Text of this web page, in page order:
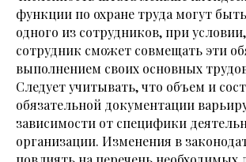
функции по охране труда могут
одного из сотрудников, при
сотрудник сможет совмещать эти
выполнением своих основных
Следует учитывать, что объем и
обязательной документации
зависимости от специфики
организации. Изменения в